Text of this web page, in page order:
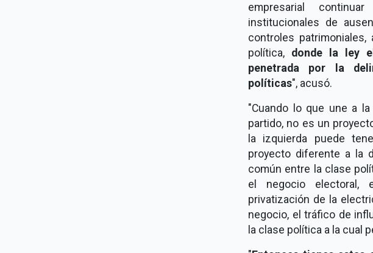
empresarial
institucionales de
controles
política, donde la ley
penetrada por la
políticas", acusó.
"Cuando lo que une a
partido, no es un
la izquierda puede
proyecto diferente a la
común entre la clase
el negocio electoral,
privatización de la
negocio, el tráfico de
la clase política a la cual